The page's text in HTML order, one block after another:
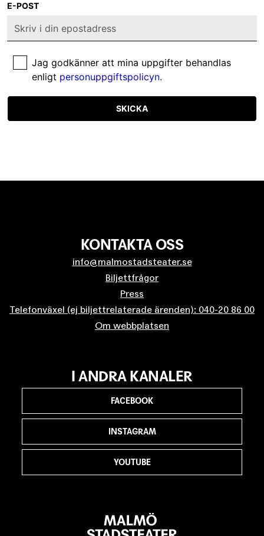
E-POST
Jag godkänner att mina uppgifter behandlas
enligt personuppgiftspolicyn.
SKICKA
KONTAKTA OSS
info@malmostadsteater.se
Biljettfrågor
Press
Telefonväxel (ej biljettrelaterade ärenden): 040-20 86 00
Om webbplatsen
I ANDRA KANALER
FACEBOOK
INSTAGRAM
YOUTUBE